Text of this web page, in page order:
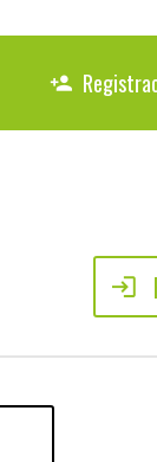
person_add
login